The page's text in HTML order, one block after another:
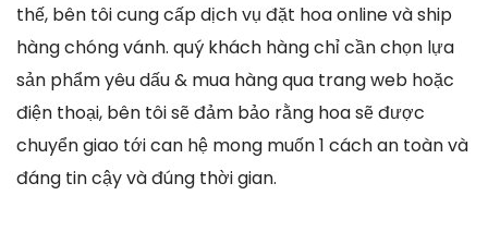
thế, bên tôi cung cấp dịch vụ đặt hoa online và ship
hàng chóng vánh. quý khách hàng chỉ cần chọn lựa
sản phẩm yêu dấu & mua hàng qua trang web hoặc
điện thoại, bên tôi sẽ đảm bảo rằng hoa sẽ được
chuyển giao tới can hệ mong muốn 1 cách an toàn và
đáng tin cậy và đúng thời gian.